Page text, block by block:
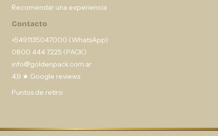
Recomendar una experiencia
Contacto
+5491135047000 (WhatsApp)
0800 444 7225 (PACK)
info@goldenpack.com.ar
4,9 ★ Google reviews
Puntos de retiro